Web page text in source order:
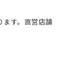
ます。直営店舗